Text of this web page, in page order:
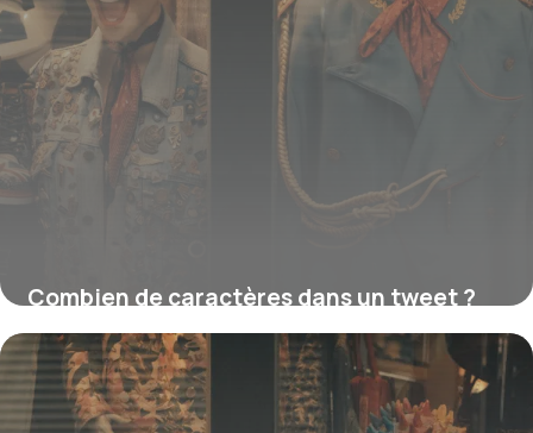
Combien de caractères dans un tweet ?
16 juillet 2026